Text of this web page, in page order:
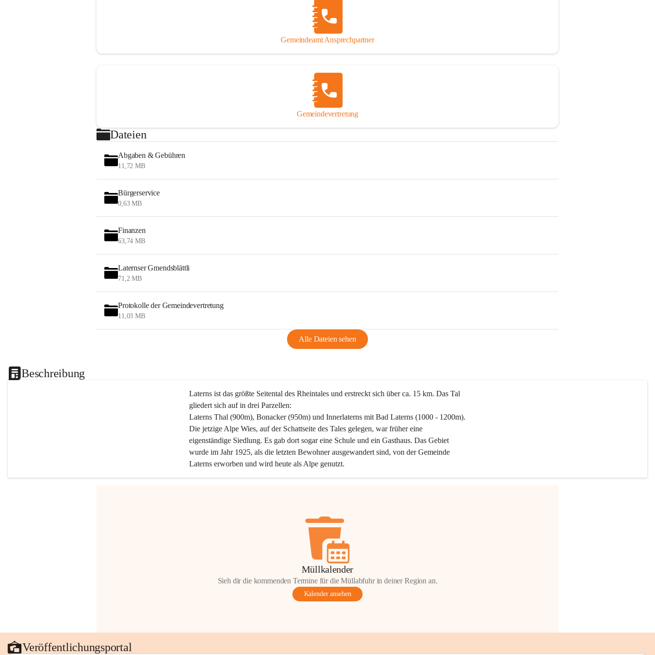
Gemeindeamt Ansprechpartner
Gemeindevertretung
Dateien
Abgaben & Gebühren
11,72 MB
Bürgerservice
0,63 MB
Finanzen
63,74 MB
Laternser Gmendsblättli
71,2 MB
Protokolle der Gemeindevertretung
11,03 MB
Alle Dateien sehen
Beschreibung
Laterns ist das größte Seitental des Rheintales und erstreckt sich über ca. 15 km. Das Tal
gliedert sich auf in drei Parzellen:
Laterns Thal (900m), Bonacker (950m) und Innerlaterns mit Bad Laterns (1000 - 1200m).
Die jetzige Alpe Wies, auf der Schattseite des Tales gelegen, war früher eine
eigenständige Siedlung. Es gab dort sogar eine Schule und ein Gasthaus. Das Gebiet
wurde im Jahr 1925, als die letzten Bewohner ausgewandert sind, von der Gemeinde
Laterns erworben und wird heute als Alpe genutzt.
Müllkalender
Sieh dir die kommenden Termine für die Müllabfuhr in deiner Region an.
Kalender ansehen
Veröffentlichungsportal